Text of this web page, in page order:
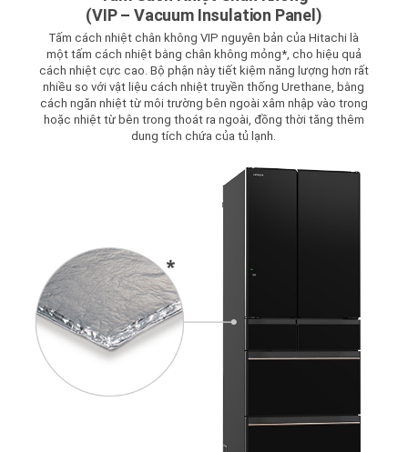
(VIP – Vacuum Insulation Panel)
Tấm cách nhiệt chân không VIP nguyên bản của Hitachi là
một tấm cách nhiệt bằng chân không mỏng*, cho hiệu quả
cách nhiệt cực cao. Bộ phận này tiết kiệm năng lượng hơn rất
nhiều so với vật liệu cách nhiệt truyền thống Urethane, bằng
cách ngăn nhiệt từ môi trường bên ngoài xâm nhập vào trong
hoặc nhiệt từ bên trong thoát ra ngoài, đồng thời tăng thêm
dung tích chứa của tủ lạnh.